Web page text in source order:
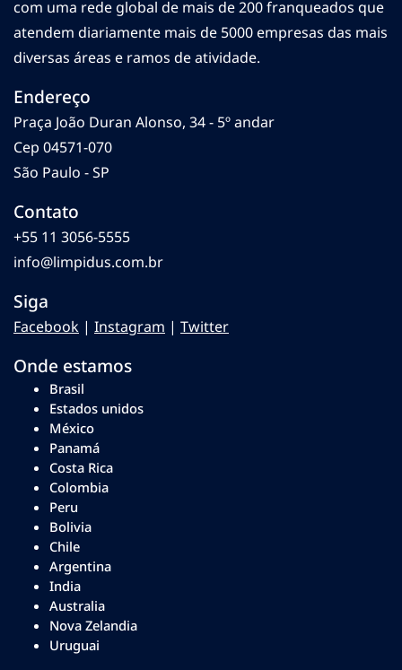
com uma rede global de mais de 200 franqueados que
atendem diariamente mais de 5000 empresas das mais
diversas áreas e ramos de atividade.
Endereço
Praça João Duran Alonso, 34 - 5º andar
Cep 04571-070
São Paulo - SP
Contato
+55 11 3056-5555
info@limpidus.com.br
Siga
Facebook | Instagram | Twitter
Onde estamos
Brasil
Estados unidos
México
Panamá
Costa Rica
Colombia
Peru
Bolivia
Chile
Argentina
India
Australia
Nova Zelandia
Uruguai